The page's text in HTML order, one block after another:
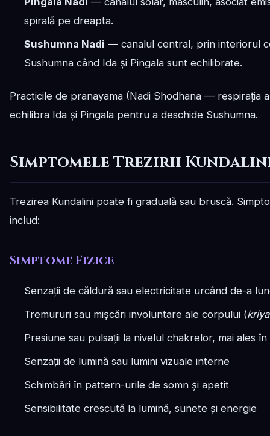
spirală pe dreapta.
Sushumna Nadi — canalul central, prin interiorul
Sushumna când Ida și Pingala sunt echilibrate.
Practicile de pranayama (Nadi Shodhana — respirația
echilibra Ida și Pingala pentru a deschide Sushumna.
Simptomele Trezirii
Trezirea Kundalini poate fi graduală sau bruscă.
includ:
Simptome Fizice
Senzații de căldură sau electricitate urcând de-a
Tremururi sau mișcări involuntare ale corpului (
Presiune sau pulsații la nivelul chakrelor, mai ales
Senzații de lumină sau lumini vizuale interne
Schimbări în pattern-urile de somn și apetit
Sensibilitate crescută la lumină, sunete și energie